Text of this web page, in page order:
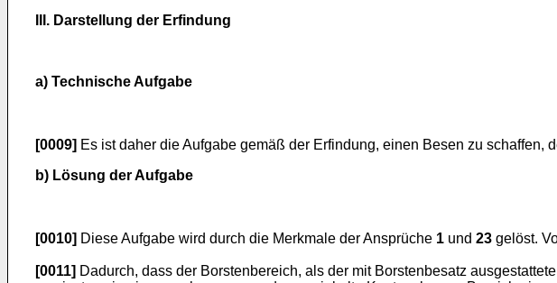
III. Darstellung der Erfindung
a) Technische Aufgabe
[0009] Es ist daher die Aufgabe gemäß der Erfindung, einen Besen zu schaffen,
b) Lösung der Aufgabe
[0010] Diese Aufgabe wird durch die Merkmale der Ansprüche 1 und 23 gelöst.
[0011] Dadurch, dass der Borstenbereich, als der mit Borstenbesatz